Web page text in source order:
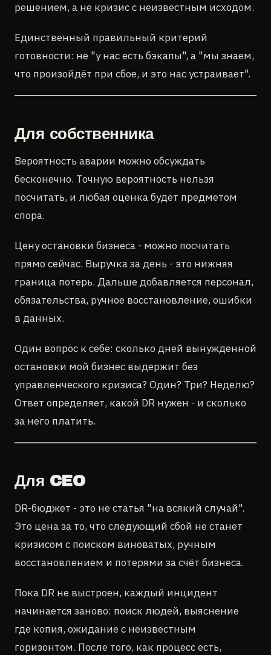
решением, а не кризис с неизвестным исходом.
Единственный правильный критерий
готовности: не "у нас есть бэкапы", а "мы знаем,
что произойдёт при сбое, и это нас устраивает".
Для собственника
Вероятность аварии можно обсуждать
бесконечно. Точную вероятность нельзя
посчитать, и любая оценка будет предметом
спора.
Цену остановки бизнеса - можно посчитать
прямо сейчас. Выручка за день - это нижняя
граница потерь. Дальше добавляется персонал,
обязательства, ручное восстановление, ошибки
в данных.
Один вопрос к себе: сколько дней вынужденной
остановки мой бизнес выдержит без
управленческого кризиса? Один? Три? Неделю?
Ответ определяет, какой DR нужен - и сколько
за него платить.
Для CEO
DR-бюджет - это не статья "на всякий случай".
Это цена за то, что следующий сбой не станет
кризисом с поиском виноватых, ручным
восстановлением и потерями за счёт бизнеса.
Пока DR не выстроен, каждый инцидент
начинается заново: поиск людей, выяснение
где копия, ожидание с неизвестным
горизонтом. После того, как процесс есть,